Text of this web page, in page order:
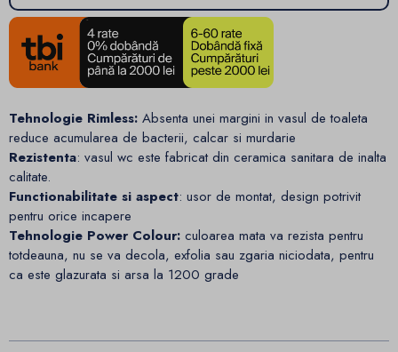
Tehnologie Rimless: Absenta unei margini in vasul de toaleta
reduce acumularea de bacterii, calcar si murdarie
Rezistenta: vasul wc este fabricat din ceramica sanitara de inalta
calitate.
Functionabilitate si aspect: usor de montat, design potrivit
pentru orice incapere
Tehnologie Power Colour: culoarea mata va rezista pentru
totdeauna, nu se va decola, exfolia sau zgaria niciodata, pentru
ca este glazurata si arsa la 1200 grade